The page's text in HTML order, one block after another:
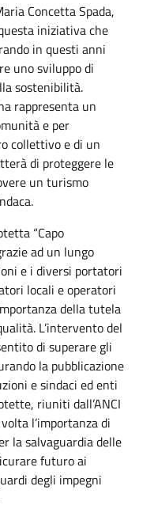
Concetta Spada,
iniziativa che
in questi anni
uno sviluppo di
sostenibilità.
rappresenta un
e per
collettivo e di un
di proteggere le
un turismo
“Capo
ad un lungo
e i diversi portatori
locali e operatori
della tutela
L’intervento del
di superare gli
la pubblicazione
e sindaci ed enti
riuniti dall’ANCI
l’importanza di
la salvaguardia delle
futuro ai
degli impegni